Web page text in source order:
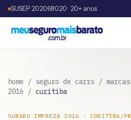
SUSEP 202068020 · 20+ anos
home / seguro de carro / marcas
2016 / curitiba
SUBARU IMPREZA 2016 · CURITIBA /PR